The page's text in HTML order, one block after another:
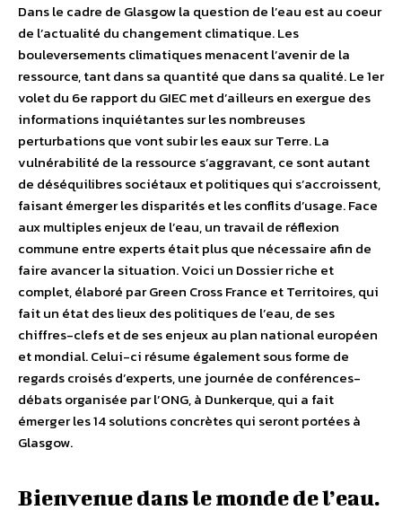
Dans le cadre de Glasgow la question de l’eau est au coeur
de l’actualité du changement climatique. Les
bouleversements climatiques menacent l’avenir de la
ressource, tant dans sa quantité que dans sa qualité. ​Le 1er
volet du 6e rapport du GIEC met d’ailleurs en exergue des
informations inquiétantes sur les nombreuses
perturbations que vont subir les eaux sur Terre. La
vulnérabilité de la ressource s’aggravant, ce sont autant
de déséquilibres sociétaux et politiques qui s’accroissent,
faisant émerger les disparités et les conflits d’usage. Face
aux multiples enjeux de l’eau, un travail de réflexion
commune entre experts était plus que nécessaire afin de
faire avancer la situation. Voici un Dossier riche et
complet, élaboré par Green Cross France et Territoires, qui
fait un état des lieux des politiques de l’eau, de ses
chiffres-clefs et de ses enjeux au plan national européen
et mondial. Celui-ci résume également sous forme de
regards croisés d’experts, une journée de conférences-
débats organisée par l’ONG, à Dunkerque, qui a fait
émerger les 14 solutions concrètes qui seront portées à
Glasgow.
Bienvenue dans le monde de l’eau.